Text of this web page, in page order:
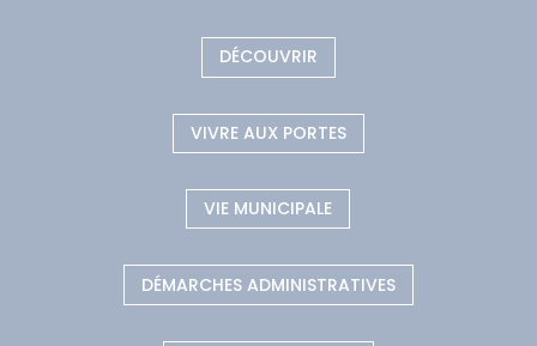
DÉCOUVRIR
VIVRE AUX PORTES
VIE MUNICIPALE
DÉMARCHES ADMINISTRATIVES